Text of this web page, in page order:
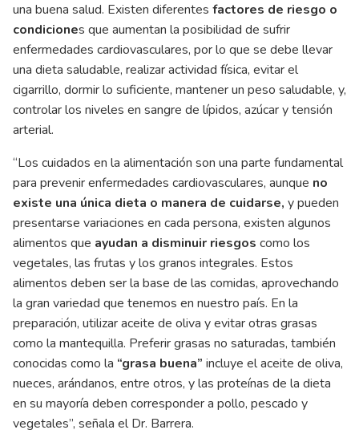
una buena salud. Existen diferentes factores de riesgo o
condiciones que aumentan la posibilidad de sufrir
enfermedades cardiovasculares, por lo que se debe llevar
una dieta saludable, realizar actividad física, evitar el
cigarrillo, dormir lo suficiente, mantener un peso saludable, y,
controlar los niveles en sangre de lípidos, azúcar y tensión
arterial.
“Los cuidados en la alimentación son una parte fundamental
para prevenir enfermedades cardiovasculares, aunque no
existe una única dieta o manera de cuidarse, y pueden
presentarse variaciones en cada persona, existen algunos
alimentos que ayudan a disminuir riesgos como los
vegetales, las frutas y los granos integrales. Estos
alimentos deben ser la base de las comidas, aprovechando
la gran variedad que tenemos en nuestro país. En la
preparación, utilizar aceite de oliva y evitar otras grasas
como la mantequilla. Preferir grasas no saturadas, también
conocidas como la “grasa buena” incluye el aceite de oliva,
nueces, arándanos, entre otros, y las proteínas de la dieta
en su mayoría deben corresponder a pollo, pescado y
vegetales”, señala el Dr. Barrera.